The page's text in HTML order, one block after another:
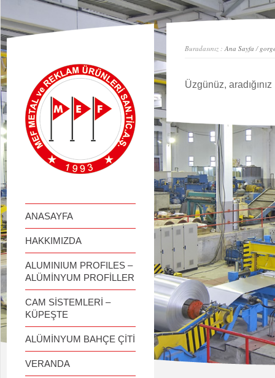
займ онлайн
ANASAYFA
HAKKIMIZDA
ALUMINIUM PROFILES –
ALÜMİNYUM PROFİLLER
CAM SİSTEMLERİ –
KÜPEŞTE
ALÜMİNYUM BAHÇE ÇİTİ
VERANDA
Buradasınız :Ana Sayfa /
Üzgünüz,